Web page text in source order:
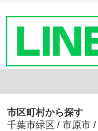
市区町村から探す
千葉市緑区 / 市原市 /